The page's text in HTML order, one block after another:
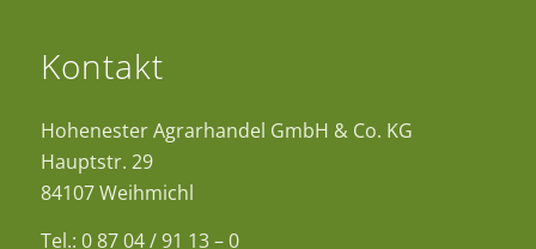
Kontakt
Hohenester Agrarhandel GmbH & Co. KG
Hauptstr. 29
84107 Weihmichl
Tel.: 0 87 04 / 91 13 – 0